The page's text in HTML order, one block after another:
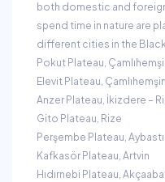
both domestic and
spend time in nature are
different cities in the Black
Pokut Plateau,
Elevit Plateau,
Anzer Plateau, İkizdere –
Gito Plateau, Rize
Perşembe Plateau,
Kafkasör Plateau, Artvin
Hıdırnebi Plateau,